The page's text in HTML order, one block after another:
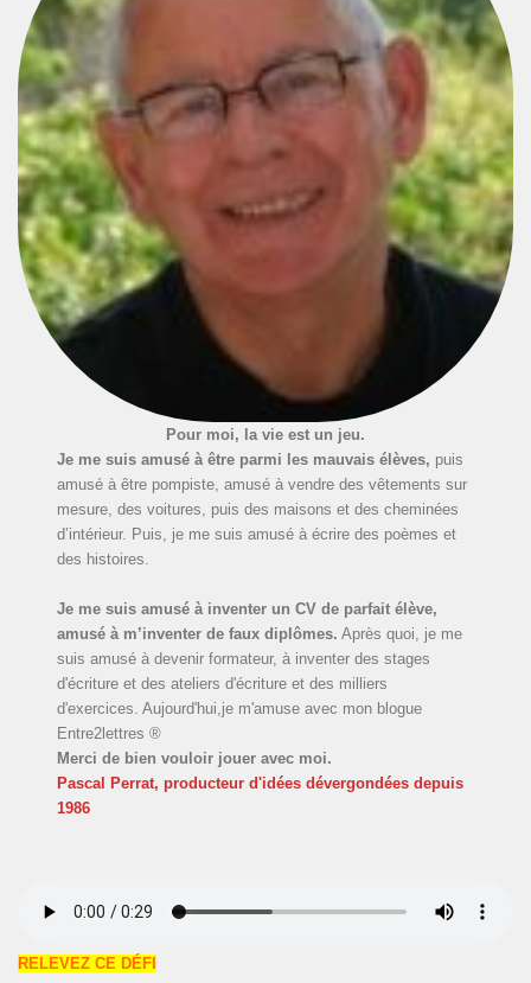
Pour moi, la vie est un jeu.
Je me suis amusé à être parmi les mauvais élèves, puis
amusé à être pompiste, amusé à vendre des vêtements sur
mesure, des voitures, puis des maisons et des cheminées
d’intérieur. Puis, je me suis amusé à écrire des poèmes et
des histoires.
Je me suis amusé à inventer un CV de parfait élève,
amusé à m’inventer de faux diplômes. Après quoi, je me
suis amusé à devenir formateur, à inventer des stages
d'écriture et des ateliers d'écriture et des milliers
d'exercices. Aujourd'hui,je m'amuse avec mon blogue
Entre2lettres ®
Merci de bien vouloir jouer avec moi.
Pascal Perrat, producteur d'idées dévergondées depuis
1986
RELEVEZ CE DÉFI